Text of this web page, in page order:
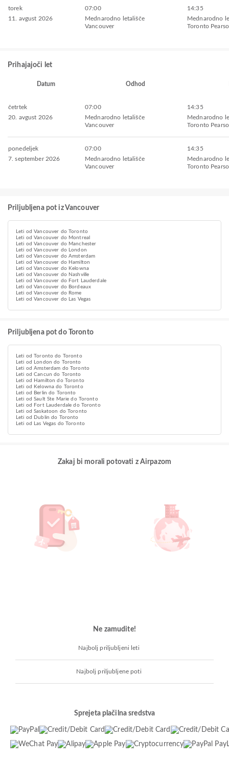
torek
11. avgust 2026
07:00
Mednarodno letališče
Vancouver
14:35
Mednarodno
Toronto
Prihajajoči let
Datum Odhod
četrtek
20. avgust 2026
07:00
Mednarodno letališče
Vancouver
14:35
Mednarodno
Toronto
ponedeljek
7. september 2026
07:00
Mednarodno letališče
Vancouver
14:35
Mednarodno
Toronto
Priljubljena pot iz Vancouver
Leti od Vancouver do Toronto
Leti od Vancouver do Montreal
Leti od Vancouver do Manchester
Leti od Vancouver do London
Leti od Vancouver do Amsterdam
Leti od Vancouver do Hamilton
Leti od Vancouver do Kelowna
Leti od Vancouver do Nashville
Leti od Vancouver do Fort Lauderdale
Leti od Vancouver do Bordeaux
Leti od Vancouver do Rome
Leti od Vancouver do Las Vegas
Priljubljena pot do Toronto
Leti od Toronto do Toronto
Leti od London do Toronto
Leti od Amsterdam do Toronto
Leti od Cancun do Toronto
Leti od Hamilton do Toronto
Leti od Kelowna do Toronto
Leti od Berlin do Toronto
Leti od Sault Ste Marie do Toronto
Leti od Fort Lauderdale do Toronto
Leti od Saskatoon do Toronto
Leti od Dublin do Toronto
Leti od Las Vegas do Toronto
Zakaj bi morali potovati z Airpazom
Ne zamudite!
Najbolj priljubljeni leti
Najbolj priljubljene poti
Sprejeta plačilna sredstva